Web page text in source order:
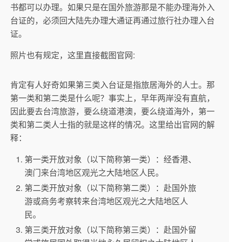
书都可以办理。如果只是在国外旅游那是不能办理海外入
台证的，必须回大陆先办理大通证再通过旅行社办理入台
证。
照片也有规定，这里直接截图官网:
肯定有人好奇如果第三类入台证是指旅居海外的人士。那
第一类和第二类是什么呢？事实上，早年两岸没有直航，
因此要去台湾旅游，要么绕道港澳，要么绕道海外，第一
类和第二类人士指的就是这样的情况。这里给出官网的解
释：
第一类开放对象（以下简称第一类）：经香港、
澳门来台湾地区观光之大陆地区人民。
第二类开放对象（以下简称第二类）：赴国外旅
游或商务考察转来台湾地区观光之大陆地区人
民。
第三类开放对象（以下简称第三类）：赴国外留